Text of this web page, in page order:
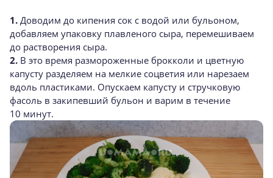
1. Доводим до кипения сок с водой или бульоном,
добавляем упаковку плавленого сыра, перемешиваем
до растворения сыра.
2. В это время размороженные брокколи и цветную
капусту разделяем на мелкие соцветия или нарезаем
вдоль пластиками. Опускаем капусту и стручковую
фасоль в закипевший бульон и варим в течение
10 минут.